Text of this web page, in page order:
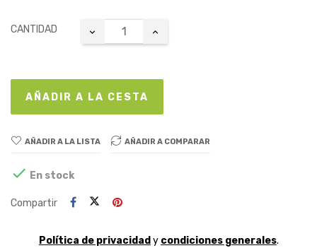
CANTIDAD
AÑADIR A LA CESTA
AÑADIR A LA LISTA AÑADIR A COMPARAR
 En stock
Compartir
Política de privacidad y condiciones generales.